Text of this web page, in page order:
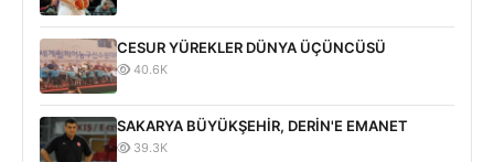
CESUR YÜREKLER DÜNYA ÜÇÜNCÜSÜ
40.6K
SAKARYA BÜYÜKŞEHİR, DERİN'E EMANET
39.3K